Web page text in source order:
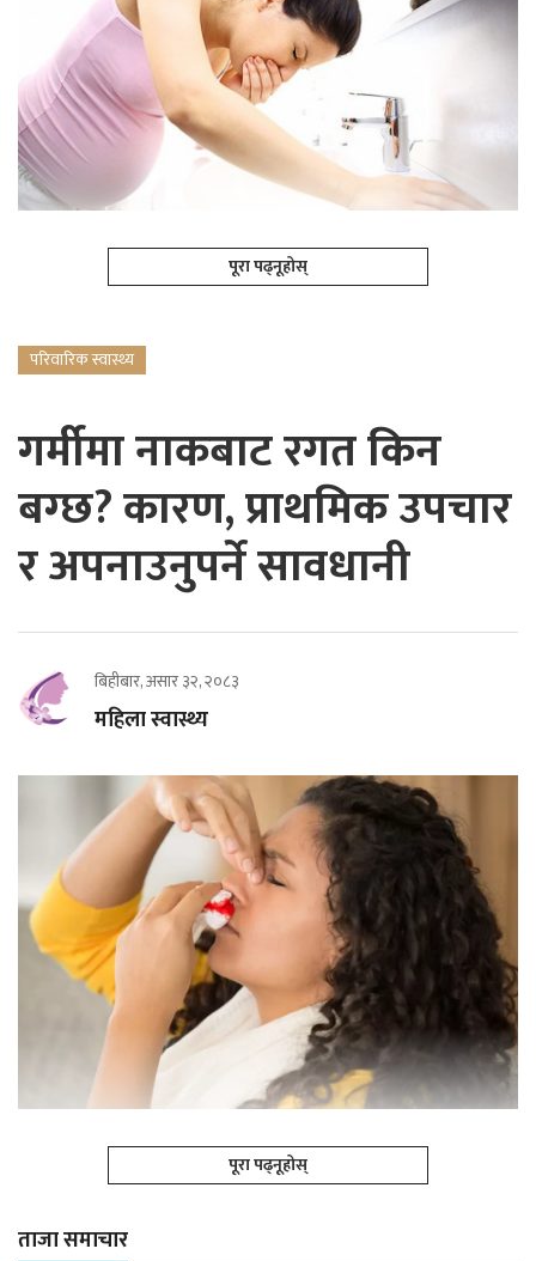
पूरा पढ्नूहोस्
परिवारिक स्वास्थ्य
गर्मीमा नाकबाट रगत किन
बग्छ? कारण, प्राथमिक उपचार
र अपनाउनुपर्ने सावधानी
बिहीबार, असार ३२, २०८३
महिला स्वास्थ्य
पूरा पढ्नूहोस्
ताजा समाचार